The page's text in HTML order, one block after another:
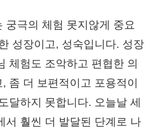
궁극의 체험 못지않게 중요
성장이고, 성숙입니다. 성장
체험도 조악하고 편협한 의
좀 더 보편적이고 포용적이
달하지 못합니다. 오늘날 세
서 훨씬 더 발달된 단계로 나